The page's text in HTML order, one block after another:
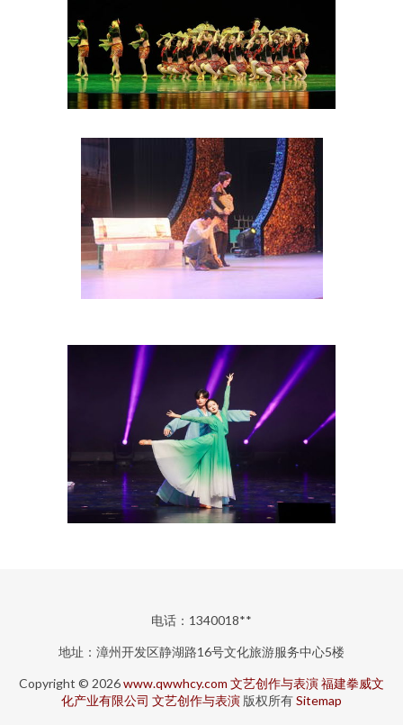
电话：1340018**
地址：漳州开发区静湖路16号文化旅游服务中心5楼
Copyright © 2026www.qwwhcy.com 文艺创作与表演福建拳威文
化产业有限公司 文艺创作与表演 版权所有Sitemap